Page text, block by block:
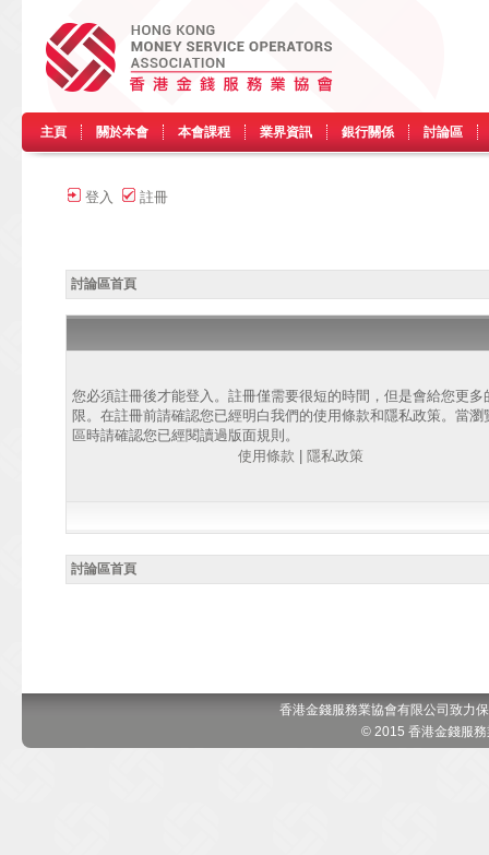
主頁 關於本會 本會課程 業界資訊 銀行關係 討論區
登入 註冊
討論區首頁
您必須註冊後才能登入。註冊僅需要很短的時間，但是會給您更多
限。在註冊前請確認您已經明白我們的使用條款和隱私政策。當瀏
區時請確認您已經閱讀過版面規則。
使用條款
隱私政策
討論區首頁
香港金錢服務業協會有限公司致力
© 2015 香港金錢服